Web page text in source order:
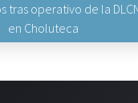
tras operativo de la
en Choluteca